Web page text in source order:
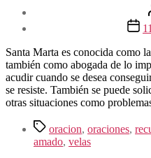
de
Fecha
la
Santa Marta es conocida como
también como abogada de lo
acudir cuando se desea
se resiste. También se puede
otras situaciones como
Etiquetas
oracion, oraciones,
amado, velas